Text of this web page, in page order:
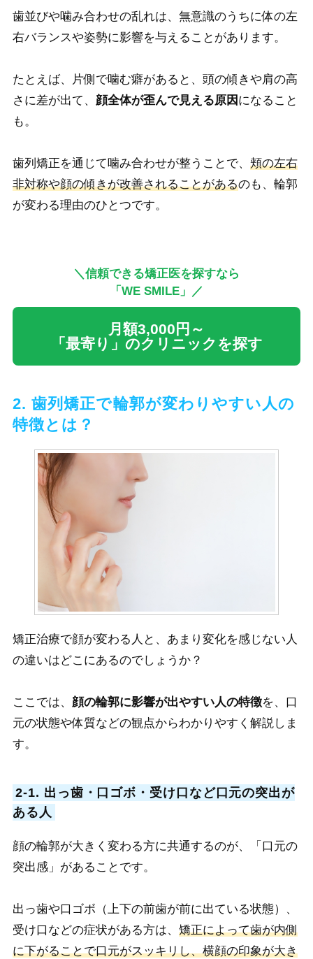
歯並びや噛み合わせの乱れは、無意識のうちに体の左
右バランスや姿勢に影響を与えることがあります。
たとえば、片側で噛む癖があると、頭の傾きや肩の高
さに差が出て、 顔全体が歪んで見える原因 になること
も。
歯列矯正を通じて噛み合わせが整うことで、 頬の左右
非対称や顔の傾きが改善されることがあるのも、輪郭
が変わる理由のひとつです。
＼信頼できる矯正医を探すなら
「WE SMILE」／
月額3,000円～
「最寄り」のクリニックを探す
2. 歯列矯正で輪郭が変わりやすい人の
特徴とは？
矯正治療で顔が変わる人と、あまり変化を感じない人
の違いはどこにあるのでしょうか？
ここでは、 顔の輪郭に影響が出やすい人の特徴を、口
元の状態や体質などの観点からわかりやすく解説しま
す。
2-1. 出っ歯・口ゴボ・受け口など口元の突出が
ある人
顔の輪郭が大きく変わる方に共通するのが、「口元の
突出感」があることです。
出っ歯や口ゴボ（上下の前歯が前に出ている状態）、
受け口などの症状がある方は、 矯正によって歯が内側
に下がることで口元がスッキリし、横顔の印象が大き